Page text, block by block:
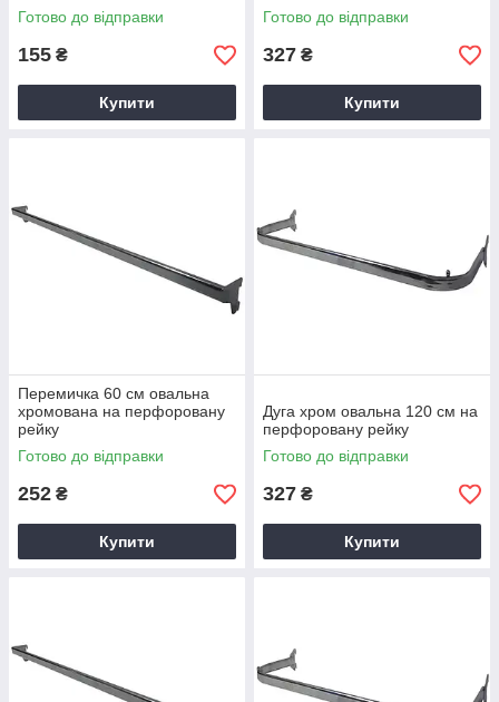
Готово до відправки
155 ₴
Купити
Готово до відправки
327 ₴
Купити
Перемичка 60 см овальна
хромована на перфоровану
рейку
Готово до відправки
252 ₴
Купити
Дуга хром овальна 120 см на
перфоровану рейку
Готово до відправки
327 ₴
Купити